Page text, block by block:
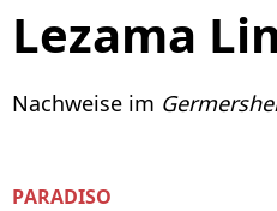
Lezama
Nachweise im
PARADISO